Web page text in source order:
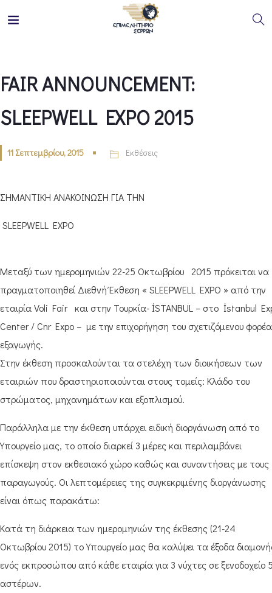
FAIR ANNOUNCEMENT:
SLEEPWELL EXPO 2015
11 Σεπτεμβρίου, 2015 Εκθέσεις
ΣΗΜΑΝΤΙΚΗ ΑΝΑΚΟΙΝΩΣΗ ΓΙΑ ΤΗΝ
SLEEPWELL EXPO
Μεταξύ των ημερομηνιών 22-25 Οκτωβρίου 2015 πρόκειται να
πραγματοποιηθεί Διεθνή Έκθεση « SLEEPWELL EXPO » από την
εταιρία Voli Fair και στην Τουρκία- İSTANBUL – στο İstanbul
Center / Cnr Expo – με την επιχορήγηση του σχετιζόμενου φορέα
εξαγωγής.
Στην έκθεση προσκαλούνται τα στελέχη των διοικήσεων των
εταιριών που δραστηριοποιούνται στους τομείς: Κλάδο του
στρώματος, μηχανημάτων και εξοπλισμού.
Παράλληλα με την έκθεση υπάρχει ειδική διοργάνωση από το
Υπουργείο μας, το οποίο διαρκεί 3 μέρες και περιλαμβάνει
επίσκεψη στον εκθεσιακό χώρο καθώς και συναντήσεις με τους
παραγωγούς. Οι λεπτομέρειες της συγκεκριμένης διοργάνωσης
είναι όπως παρακάτω:
Κατά τη διάρκεια των ημερομηνιών της έκθεσης (21-24
Οκτωβρίου 2015) το Υπουργείο μας θα καλύψει τα έξοδα
ενός εκπροσώπου από κάθε εταιρία για 3 νύχτες σε ξενοδοχείο
αστέρων.